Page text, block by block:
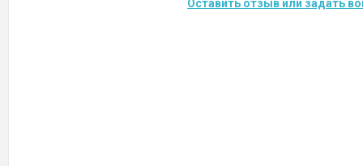
Оставить отзыв или задать